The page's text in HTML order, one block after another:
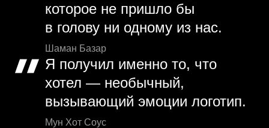
которое не пришло бы
в голову ни одному из нас.
Шаман Базар
Я получил именно то, что
хотел — необычный,
вызывающий эмоции логотип.
Мун Хот Соус